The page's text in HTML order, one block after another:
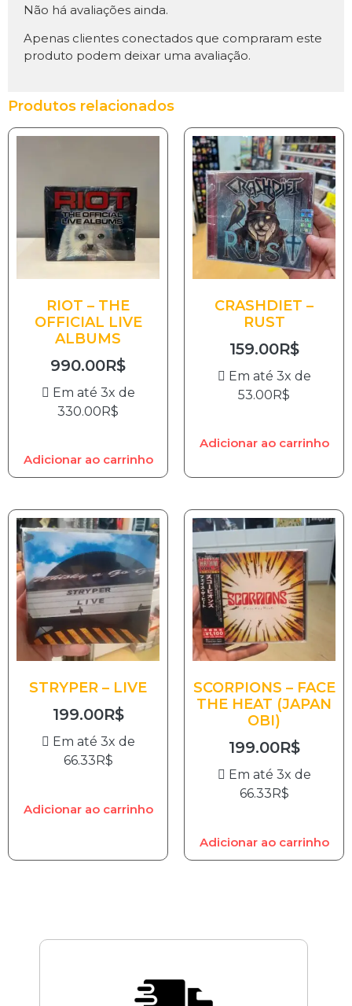
Não há avaliações ainda.
Apenas clientes conectados que compraram este
produto podem deixar uma avaliação.
Produtos relacionados
RIOT – THE
OFFICIAL LIVE
ALBUMS
990.00R$
Em até 3x de
330.00R$
Adicionar ao carrinho
CRASHDIET –
RUST
159.00R$
Em até 3x de
53.00R$
Adicionar ao carrinho
STRYPER – LIVE
199.00R$
Em até 3x de
66.33 R$
Adicionar ao carrinho
SCORPIONS – FACE
THE HEAT (JAPAN
OBI)
199.00R$
Em até 3x de
66.33 R$
Adicionar ao carrinho